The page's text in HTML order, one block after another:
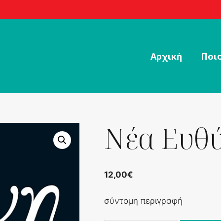
Αρχική
Νέα
12,00€
σύντομη περιγραφή